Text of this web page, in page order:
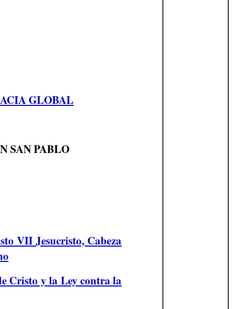
GLOBAL
SAN PABLO
VII Jesucristo, Cabeza
Cristo y la Ley contra la